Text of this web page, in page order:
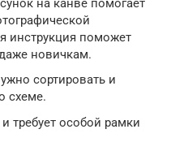
инструкция поможет
новичкам.
сортировать и
схеме.
требует особой рамки